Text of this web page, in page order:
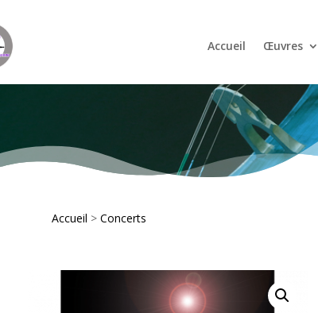
Accueil Œuvres
Accueil > Concerts